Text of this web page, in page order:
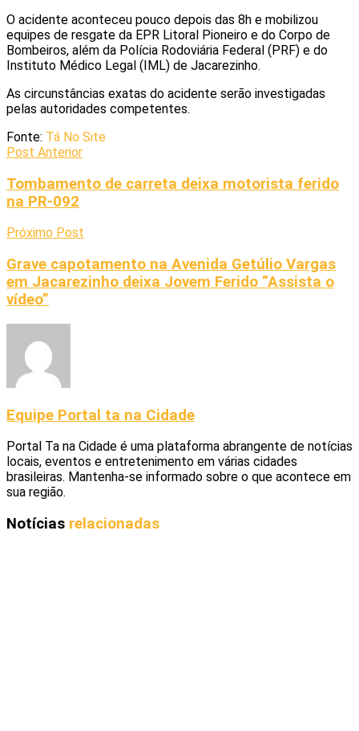
O acidente aconteceu pouco depois das 8h e mobilizou
equipes de resgate da EPR Litoral Pioneiro e do Corpo de
Bombeiros, além da Polícia Rodoviária Federal (PRF) e do
Instituto Médico Legal (IML) de Jacarezinho.
As circunstâncias exatas do acidente serão investigadas
pelas autoridades competentes.
Fonte: Tá No Site
Post Anterior
Tombamento de carreta deixa motorista ferido
na PR-092
Próximo Post
Grave capotamento na Avenida Getúlio Vargas
em Jacarezinho deixa Jovem Ferido “Assista o
vídeo”
Equipe Portal ta na Cidade
Portal Ta na Cidade é uma plataforma abrangente de notícias
locais, eventos e entretenimento em várias cidades
brasileiras. Mantenha-se informado sobre o que acontece em
sua região.
Notícias relacionadas